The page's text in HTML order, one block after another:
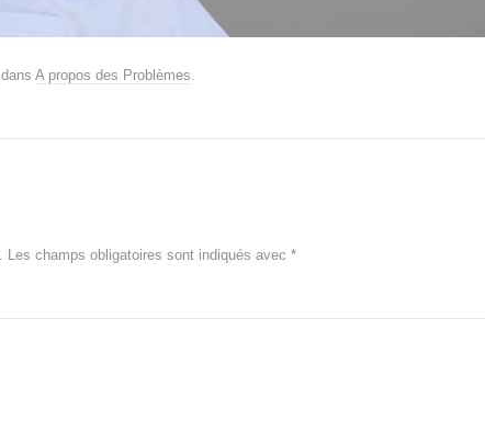
dans A propos des Problèmes
Les champs obligatoires sont indiqués avec *